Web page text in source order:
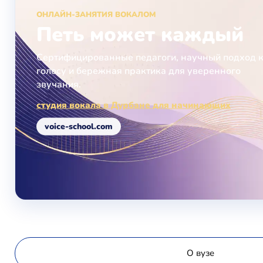
ОНЛАЙН-ЗАНЯТИЯ ВОКАЛОМ
Петь может каждый
Сертифицированные педагоги, научный подход к
голосу и бережная практика для уверенного
звучания.
студия вокала в Дурбане для начинающих
voice-school.com
О вузе